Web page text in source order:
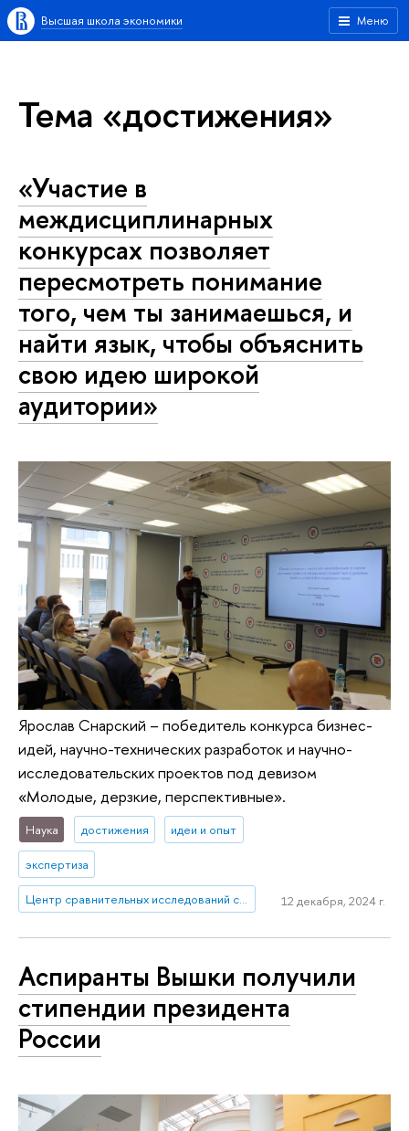
Меню
Высшая школа экономики
Тема «достижения»
«Участие в
междисциплинарных
конкурсах позволяет
пересмотреть понимание
того, чем ты занимаешься, и
найти язык, чтобы объяснить
свою идею широкой
аудитории»
Ярослав Снарский – победитель конкурса бизнес-
идей, научно-технических разработок и научно-
исследовательских проектов под девизом
«Молодые, дерзкие, перспективные».
Наука достижения идеи и опыт
экспертиза
Центр сравнительных исследований социального благополучия 12 декабря, 2024 г.
Аспиранты Вышки получили
стипендии президента
России